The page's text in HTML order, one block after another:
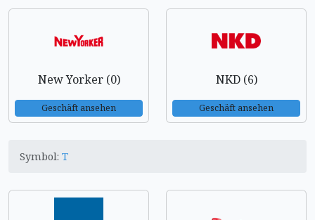
New Yorker (0)
Geschäft ansehen
NKD (6)
Geschäft ansehen
Symbol: T